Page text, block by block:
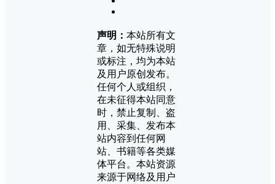
声明： 本站所有文
章，如无特殊说明
或标注，均为本站
及用户原创发布。
任何个人或组织，
在未征得本站同意
时，禁止复制、盗
用、采集、发布本
站内容到任何网
站、书籍等各类媒
体平台。本站资源
来源于网络及用户